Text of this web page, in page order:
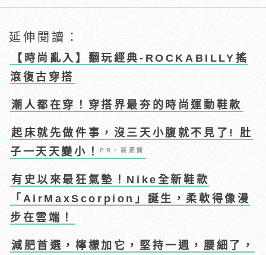
延伸閱讀：
【時尚亂入】翻玩經典-ROCKABILLY搖
滾復古穿搭
潮人都在穿！穿搭界最夯的時尚運動鞋款
起床就先做件事，沒三天小腹就不見了! 肚
子一天天變小！PR・新素簡
有史以來最狂氣墊！Nike全新鞋款
「AirMaxScorpion」誕生，柔軟得像漫
步在雲端！
減肥首選，檸檬加它，堅持一週，腰細了，